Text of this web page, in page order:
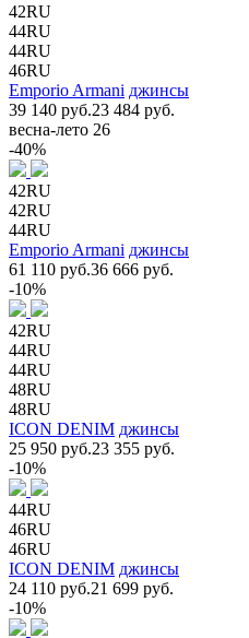
42RU
44RU
44RU
46RU
Emporio Armani джинсы
39 140 руб.23 484 руб.
весна-лето 26
-40%
42RU
42RU
44RU
Emporio Armani джинсы
61 110 руб.36 666 руб.
-10%
42RU
44RU
44RU
48RU
48RU
ICON DENIM джинсы
25 950 руб.23 355 руб.
-10%
44RU
46RU
46RU
ICON DENIM джинсы
24 110 руб.21 699 руб.
-10%